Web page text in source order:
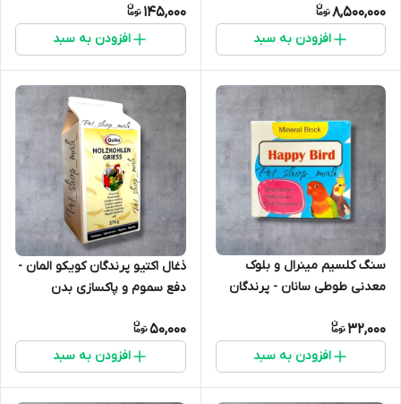
8,500,000
افزودن به سبد
145,000
افزودن به سبد
سنگ کلسیم مینرال و بلوک
معدنی طوطی سانان - پرندگان
32,000
افزودن به سبد
ذغال اکتیو پرندگان کویکو المان -
دفع سموم و پاکسازی بدن
50,000
افزودن به سبد